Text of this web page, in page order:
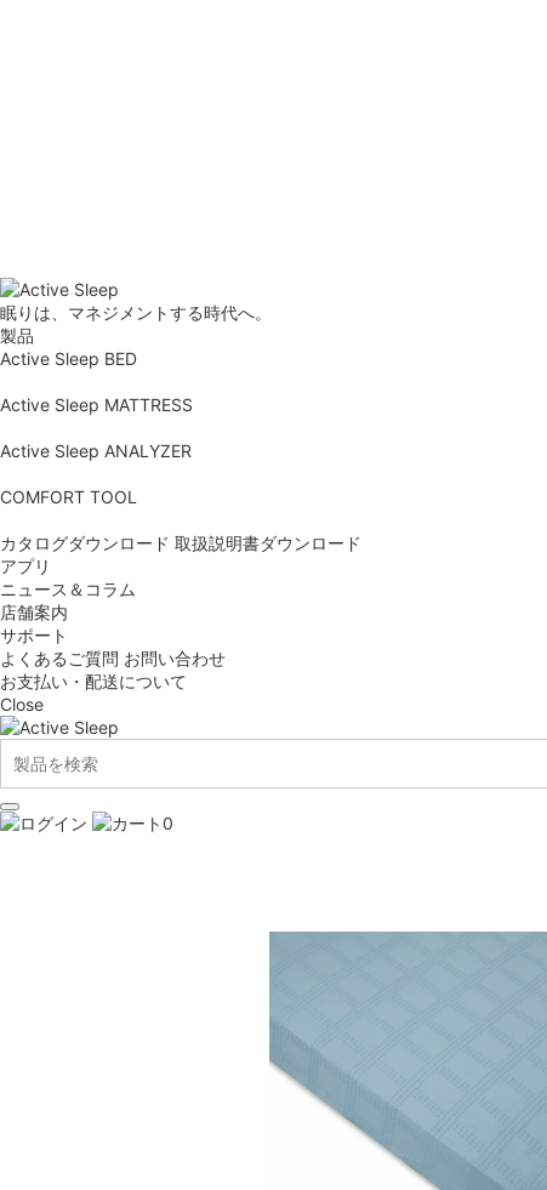
眠りは、マネジメントする時代へ。
製品
Active Sleep BED
Active Sleep MATTRESS
Active Sleep ANALYZER
COMFORT TOOL
カタログダウンロード 取扱説明書ダウンロード
アプリ
ニュース＆コラム
店舗案内
サポート
よくあるご質問 お問い合わせ
お支払い・配送について
Close
0